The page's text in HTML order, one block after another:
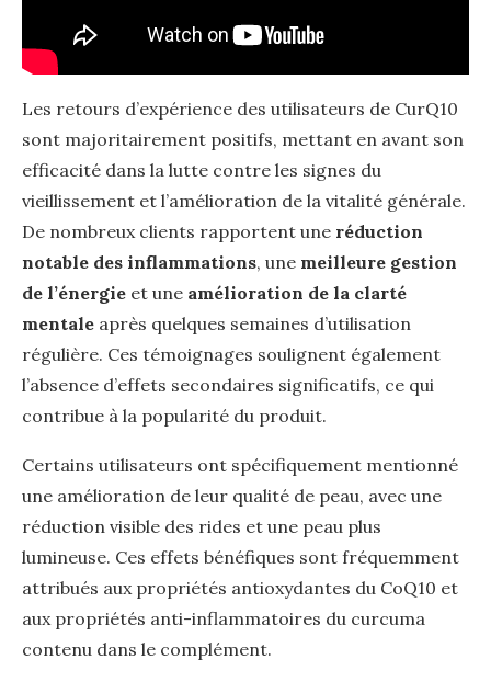
Les retours d’expérience des utilisateurs de CurQ10
sont majoritairement positifs, mettant en avant son
efficacité dans la lutte contre les signes du
vieillissement et l’amélioration de la vitalité générale.
De nombreux clients rapportent une réduction
notable des inflammations, une meilleure gestion
de l’énergie et une amélioration de la clarté
mentale après quelques semaines d’utilisation
régulière. Ces témoignages soulignent également
l’absence d’effets secondaires significatifs, ce qui
contribue à la popularité du produit.
Certains utilisateurs ont spécifiquement mentionné
une amélioration de leur qualité de peau, avec une
réduction visible des rides et une peau plus
lumineuse. Ces effets bénéfiques sont fréquemment
attribués aux propriétés antioxydantes du CoQ10 et
aux propriétés anti-inflammatoires du curcuma
contenu dans le complément.